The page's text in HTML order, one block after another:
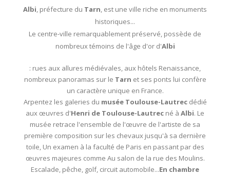
Albi, préfecture du Tarn, est une ville riche en monuments
historiques...
Le centre-ville remarquablement préservé, possède de
nombreux témoins de l'âge d'or d'Albi
: rues aux allures médiévales, aux hôtels Renaissance,
nombreux panoramas sur le Tarn et ses ponts lui confère
un caractère unique en France.
Arpentez les galeries du musée Toulouse-Lautrecdédié
aux œuvres d'Henri de Toulouse-Lautrec né à Albi. Le
musée retrace l'ensemble de l'œuvre de l'artiste de sa
première composition sur les chevaux jusqu'à sa dernière
toile, Un examen à la faculté de Paris en passant par des
œuvres majeures comme Au salon de la rue des Moulins.
Escalade, pêche, golf, circuit automobile...En chambre